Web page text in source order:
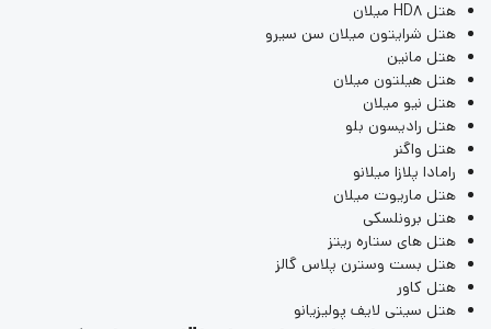
هتل HD8 میلان
هتل شرایتون میلان سن سیرو
هتل مانین
هتل هیلتون میلان
هتل نیو میلان
هتل رادیسون بلو
هتل واگنر
رامادا پلازا میلانو
هتل ماریوت میلان
هتل برونلسکی
هتل های ستاره ریتز
هتل بست وسترن پلاس گالز
هتل کاور
هتل سیتی لایف پولیزیانو